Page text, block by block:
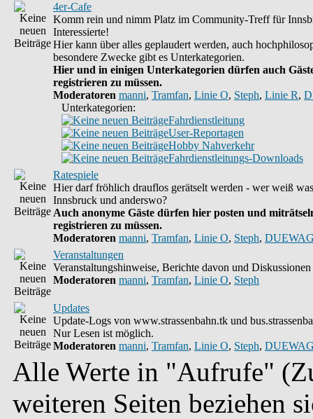
4er-Cafe
Komm rein und nimm Platz im Community-Treff für
Interessierte!
Hier kann über alles geplaudert werden, auch
besondere Zwecke gibt es Unterkategorien.
Hier und in einigen Unterkategorien dürfen auch
registrieren zu müssen.
Moderatoren manni, Tramfan, Linie O, Steph, Linie R,
Unterkategorien:
Fahrdienstleitung
User-Reportagen
Hobby Nahverkehr
Fahrdienstleitungs-Downloads
Ratespiele
Hier darf fröhlich drauflos gerätselt werden - wer weiß
Innsbruck und anderswo?
Auch anonyme Gäste dürfen hier posten und
registrieren zu müssen.
Moderatoren manni, Tramfan, Linie O, Steph,
Veranstaltungen
Veranstaltungshinweise, Berichte davon und Diskussionen
Moderatoren manni, Tramfan, Linie O, Steph
Updates
Update-Logs von www.strassenbahn.tk und
Nur Lesen ist möglich.
Moderatoren manni, Tramfan, Linie O, Steph,
Alle Werte in "Aufrufe"
weiteren Seiten beziehen